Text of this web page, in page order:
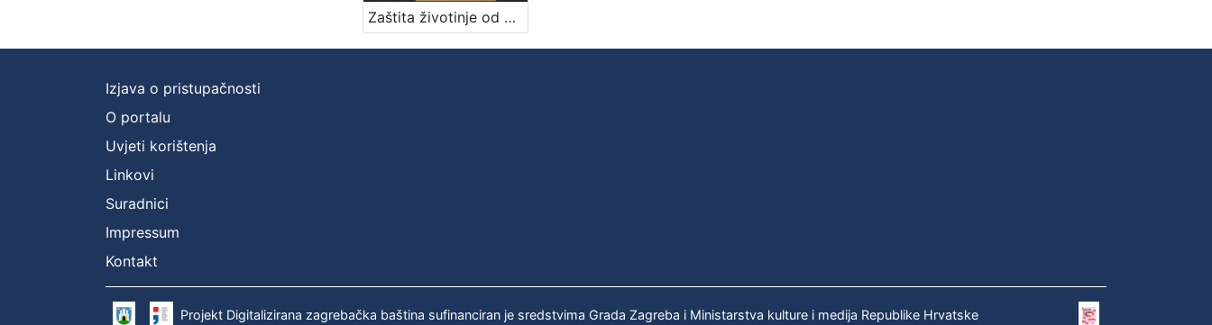
Zaštita životinje od mučenja : prinos za osnovanje družtva u Zagrebu / sastavio Gj. Stj. Dežalić
Izjava o pristupačnosti
O portalu
Uvjeti korištenja
Linkovi
Suradnici
Impressum
Kontakt
Projekt Digitalizirana zagrebačka baština sufinanciran je sredstvima Grada Zagreba i Ministarstva kulture i medija Republike Hrvatske